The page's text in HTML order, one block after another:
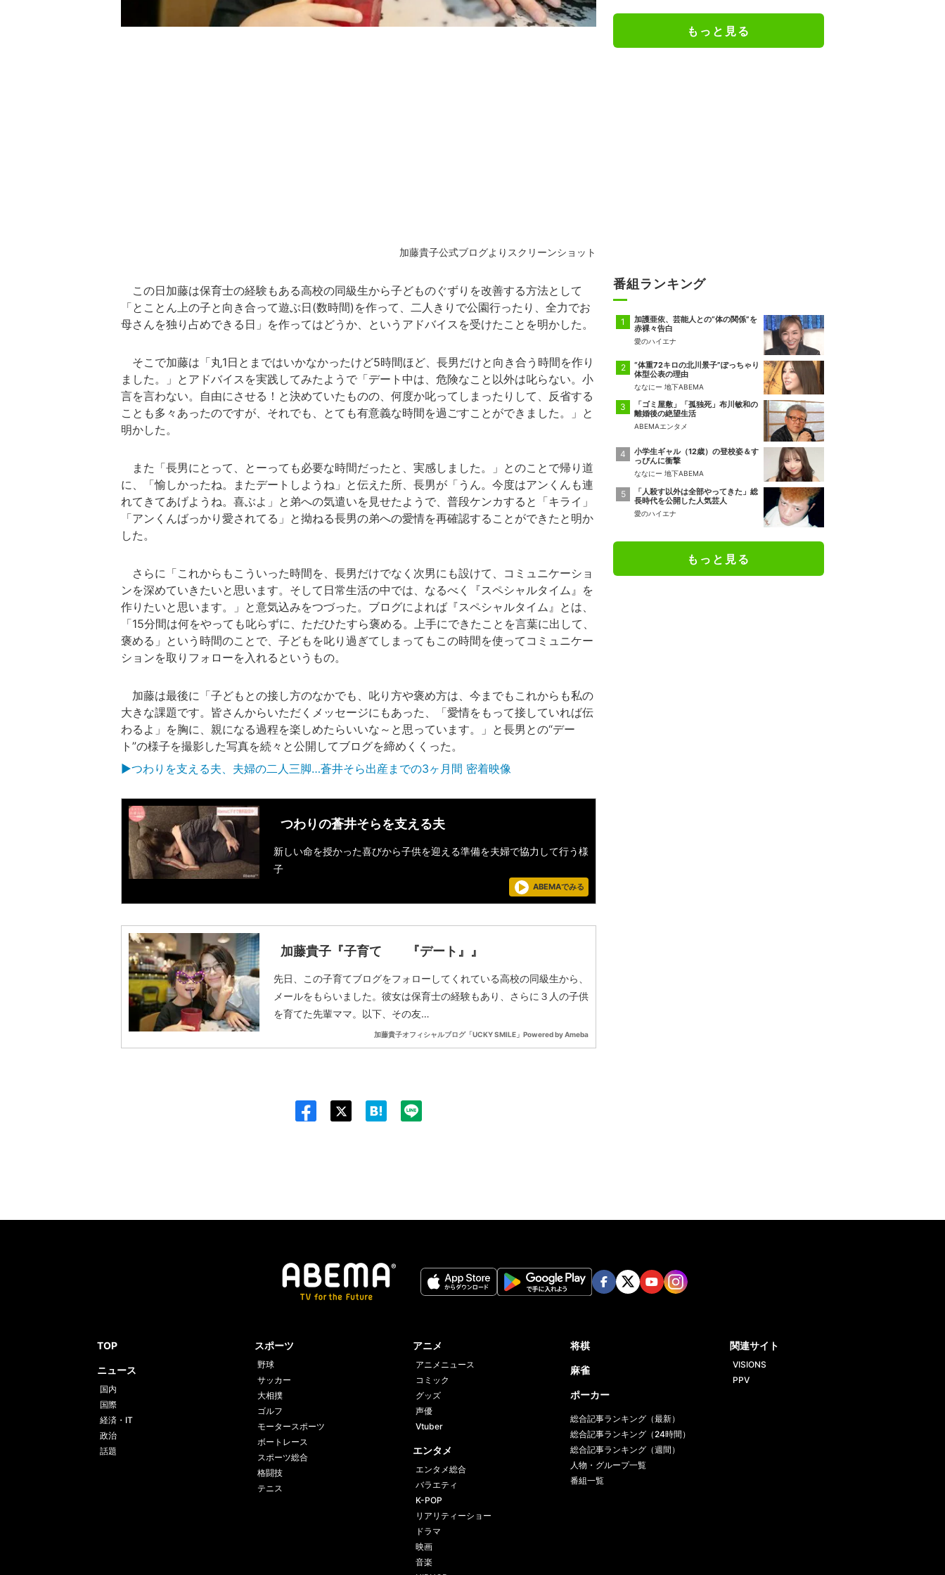
加藤貴子公式ブログよりスクリーンショット
この日加藤は保育士の経験もある高校の同級生から子どものぐずりを改善する方法として
「とことん上の子と向き合って遊ぶ日(数時間)を作って、二人きりで公園行ったり、全力でお
母さんを独り占めできる日」を作ってはどうか、というアドバイスを受けたことを明かした。
そこで加藤は「丸1日とまではいかなかったけど5時間ほど、長男だけと向き合う時間を作り
ました。」とアドバイスを実践してみたようで「デート中は、危険なこと以外は叱らない。小
言を言わない。自由にさせる！と決めていたものの、何度か叱ってしまったりして、反省する
ことも多々あったのですが、それでも、とても有意義な時間を過ごすことができました。」と
明かした。
また「長男にとって、とーっても必要な時間だったと、実感しました。」とのことで帰り道
に、「愉しかったね。またデートしようね」と伝えた所、長男が「うん。今度はアンくんも連
れてきてあげようね。喜ぶよ」と弟への気遣いを見せたようで、普段ケンカすると「キライ」
「アンくんばっかり愛されてる」と拗ねる長男の弟への愛情を再確認することができたと明か
した。
さらに「これからもこういった時間を、長男だけでなく次男にも設けて、コミュニケーショ
ンを深めていきたいと思います。そして日常生活の中では、なるべく『スペシャルタイム』を
作りたいと思います。」と意気込みをつづった。ブログによれば『スペシャルタイム』とは、
「15分間は何をやっても叱らずに、ただひたすら褒める。上手にできたことを言葉に出して、
褒める」という時間のことで、子どもを叱り過ぎてしまってもこの時間を使ってコミュニケー
ションを取りフォローを入れるというもの。
加藤は最後に「子どもとの接し方のなかでも、叱り方や褒め方は、今までもこれからも私の
大きな課題です。皆さんからいただくメッセージにもあった、「愛情をもって接していれば伝
わるよ」を胸に、親になる過程を楽しめたらいいな～と思っています。」と長男との“デー
ト”の様子を撮影した写真を続々と公開してブログを締めくくった。
▶︎つわりを支える夫、夫婦の二人三脚…蒼井そら出産までの3ヶ月間 密着映像
つわりの蒼井そらを支える夫
新しい命を授かった喜びから子供を迎える準備を夫婦で協力して行う様
子
ABEMAでみる
加藤貴子『子育て 『デート』』
先日、この子育てブログをフォローしてくれている高校の同級生から、
メールをもらいました。彼女は保育士の経験もあり、さらに３人の子供
を育てた先輩ママ。以下、その友…
加藤貴子オフィシャルブログ「UCKY SMILE」Powered by Ameba
もっと見る
番組ランキング
加護亜依、芸能人との“体の関係”を
赤裸々告白
愛のハイエナ
“体重72キロの北川景子”ぽっちゃり
体型公表の理由
ななにー 地下ABEMA
「ゴミ屋敷」「孤独死」布川敏和の
離婚後の絶望生活
ABEMAエンタメ
小学生ギャル（12歳）の登校姿＆す
っぴんに衝撃
ななにー 地下ABEMA
「人殺す以外は全部やってきた」総
長時代を公開した人気芸人
愛のハイエナ
もっと見る
TOP
ニュース
国内
国際
経済・IT
政治
話題
スポーツ
野球
サッカー
大相撲
ゴルフ
モータースポーツ
ボートレース
スポーツ総合
格闘技
テニス
アニメ
アニメニュース
コミック
グッズ
声優
Vtuber
エンタメ
エンタメ総合
バラエティ
K-POP
リアリティーショー
ドラマ
映画
音楽
将棋
麻雀
ポーカー
総合記事ランキング（最新）
総合記事ランキング（24時間）
総合記事ランキング（週間）
人物・グループ一覧
番組一覧
関連サイト
VISIONS
PPV